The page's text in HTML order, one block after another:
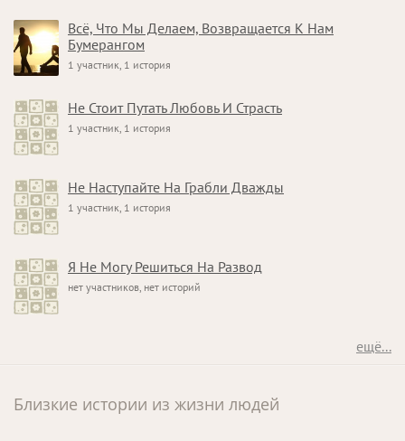
Всё, Что Мы Делаем, Возвращается К Нам
Бумерангом
1 участник, 1 история
Не Стоит Путать Любовь И Страсть
1 участник, 1 история
Не Наступайте На Грабли Дважды
1 участник, 1 история
Я Не Могу Решиться На Развод
нет участников, нет историй
ещё...
Близкие истории из жизни людей